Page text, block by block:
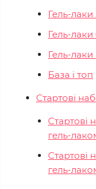
Гель-лаки
Гель-лаки
Гель-лаки
База і топ
Стартові
Стартові
гель-
Стартові
гель-